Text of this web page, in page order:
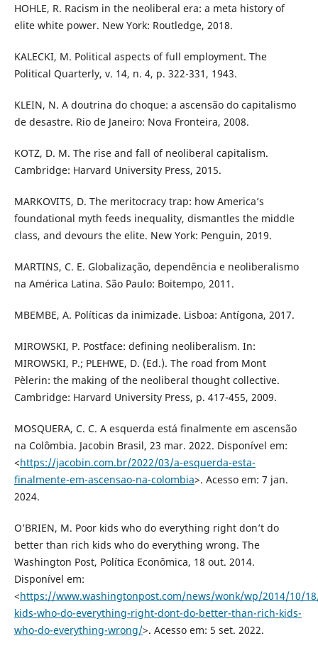
HOHLE, R. Racism in the neoliberal era: a meta history of
elite white power. New York: Routledge, 2018.
KALECKI, M. Political aspects of full employment. The
Political Quarterly, v. 14, n. 4, p. 322-331, 1943.
KLEIN, N. A doutrina do choque: a ascensão do capitalismo
de desastre. Rio de Janeiro: Nova Fronteira, 2008.
KOTZ, D. M. The rise and fall of neoliberal capitalism.
Cambridge: Harvard University Press, 2015.
MARKOVITS, D. The meritocracy trap: how America’s
foundational myth feeds inequality, dismantles the middle
class, and devours the elite. New York: Penguin, 2019.
MARTINS, C. E. Globalização, dependência e neoliberalismo
na América Latina. São Paulo: Boitempo, 2011.
MBEMBE, A. Políticas da inimizade. Lisboa: Antígona, 2017.
MIROWSKI, P. Postface: defining neoliberalism. In:
MIROWSKI, P.; PLEHWE, D. (Ed.). The road from Mont
Pèlerin: the making of the neoliberal thought collective.
Cambridge: Harvard University Press, p. 417-455, 2009.
MOSQUERA, C. C. A esquerda está finalmente em ascensão
na Colômbia. Jacobin Brasil, 23 mar. 2022. Disponível em:
<https://jacobin.com.br/2022/03/a-esquerda-esta-
finalmente-em-ascensao-na-colombia>. Acesso em: 7 jan.
2024.
O’BRIEN, M. Poor kids who do everything right don’t do
better than rich kids who do everything wrong. The
Washington Post, Política Econômica, 18 out. 2014.
Disponível em:
<https://www.washingtonpost.com/news/wonk/wp/2014/10/
kids-who-do-everything-right-dont-do-better-than-rich-kids-
who-do-everything-wrong/>. Acesso em: 5 set. 2022.